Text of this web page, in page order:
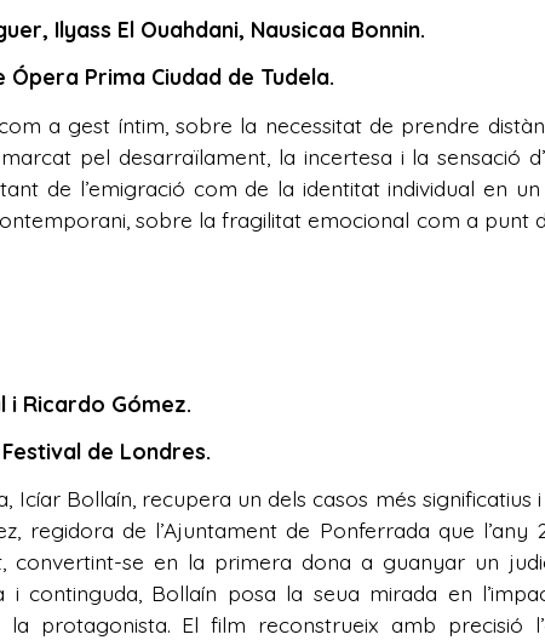
Ilyass El Ouahdani, Nausicaa Bonnin.
Ópera Prima Ciudad de Tudela.
a gest íntim, sobre la necessitat de prendre
pel desarraïlament, la incertesa i la sensació
de l’emigració com de la identitat individual en
sobre la fragilitat emocional com a punt
i Ricardo Gómez.
Festival de Londres.
Bollaín, recupera un dels casos més significatius
regidora de l’Ajuntament de Ponferrada que l’any
convertint-se en la primera dona a guanyar un
continguda, Bollaín posa la seua mirada en
protagonista. El film reconstrueix amb precisió